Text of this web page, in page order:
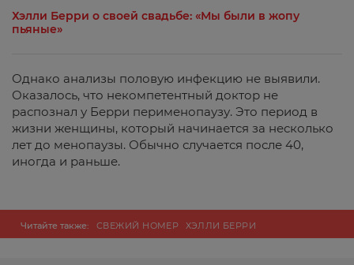
Хэлли Берри о своей свадьбе: «Мы были в жопу
пьяные»
Однако анализы половую инфекцию не выявили.
Оказалось, что некомпетентный доктор не
распознал у Берри перименопаузу. Это период в
жизни женщины, который начинается за несколько
лет до менопаузы. Обычно случается после 40,
иногда и раньше.
Читайте также: СВЕЖИЙ НОМЕР ХЭЛЛИ БЕРРИ